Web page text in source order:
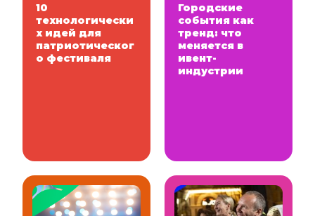
10
технологически
х идей для
патриотическог
о фестиваля
Городские
события как
тренд: что
меняется в
ивент-
индустрии